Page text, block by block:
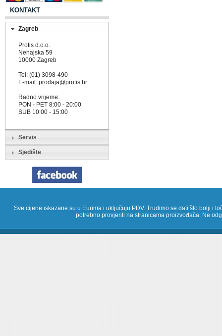
KONTAKT
Zagreb
Protis d.o.o.
Nehajska 59
10000 Zagreb
Tel: (01) 3098-490
E-mail:prodaja@protis.hr
Radno vrijeme:
PON - PET 8:00 - 20:00
SUB 10:00 - 15:00
Servis
Sjedište
Sve cijene iskazane su u Eurima i uključuju PDV. Trudimo se dati što bolji i
potrebno provjeriti na stranicama proizvođača. Ne